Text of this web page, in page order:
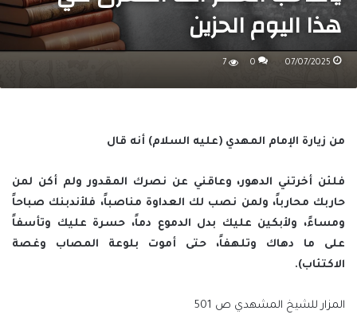
هذا اليوم الحزين
07/07/2025
0
7
من زيارة الإمام المهدي (عليه السلام) أنه قال
فلئن أخرتني الدهور، وعاقني عن نصرك المقدور ولم أكن لمن
حاربك محارباً، ولمن نصب لك العداوة مناصباً، فلأندبنك صباحاً
ومساءً، ولأبكين عليك بدل الدموع دماً، حسرة عليك وتأسفاً
على ما دهاك وتلهفاً، حتى أموت بلوعة المصاب وغصة
الاكتئاب).
المزار للشيخ المشهدي ص 501